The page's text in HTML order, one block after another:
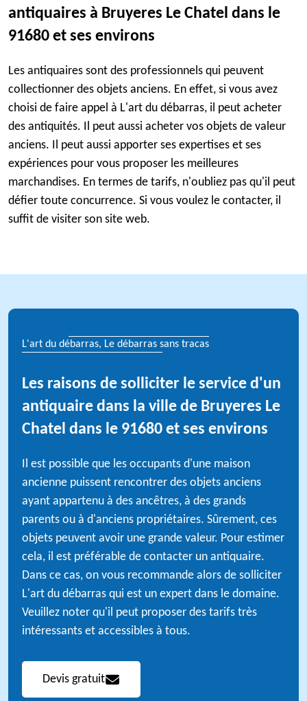
antiquaires à Bruyeres Le Chatel dans le
91680 et ses environs
Les antiquaires sont des professionnels qui peuvent
collectionner des objets anciens. En effet, si vous avez
choisi de faire appel à L'art du débarras, il peut acheter
des antiquités. Il peut aussi acheter vos objets de valeur
anciens. Il peut aussi apporter ses expertises et ses
expériences pour vous proposer les meilleures
marchandises. En termes de tarifs, n'oubliez pas qu'il peut
défier toute concurrence. Si vous voulez le contacter, il
suffit de visiter son site web.
L'art du débarras, Le débarras sans tracas
Les raisons de solliciter le service d'un
antiquaire dans la ville de Bruyeres Le
Chatel dans le 91680 et ses environs
Il est possible que les occupants d'une maison
ancienne puissent rencontrer des objets anciens
ayant appartenu à des ancêtres, à des grands
parents ou à d'anciens propriétaires. Sûrement, ces
objets peuvent avoir une grande valeur. Pour estimer
cela, il est préférable de contacter un antiquaire.
Dans ce cas, on vous recommande alors de solliciter
L'art du débarras qui est un expert dans le domaine.
Veuillez noter qu'il peut proposer des tarifs très
intéressants et accessibles à tous.
Devis gratuit